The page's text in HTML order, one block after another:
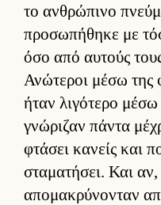
το αν­θρώπινο
προσωπήθηκε με
όσο από αυ­τούς
Ανώτεροι μέσω της
ήταν λιγότερο μέσω
γνώριζαν πάντα
φτάσει κανείς και
σταματήσει. Και
απομακρύνονταν